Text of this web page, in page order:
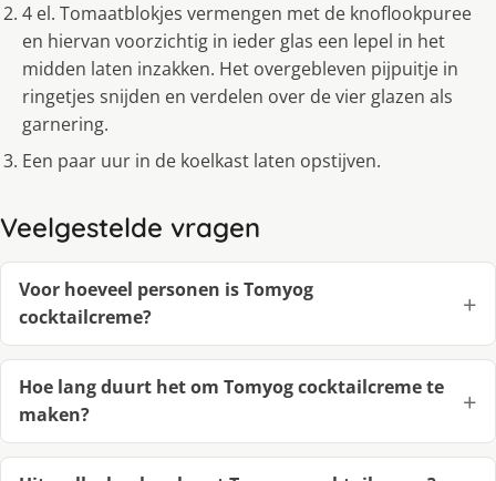
4 el. Tomaatblokjes vermengen met de knoflookpuree
en hiervan voorzichtig in ieder glas een lepel in het
midden laten inzakken. Het overgebleven pijpuitje in
ringetjes snijden en verdelen over de vier glazen als
garnering.
Een paar uur in de koelkast laten opstijven.
Veelgestelde vragen
Voor hoeveel personen is Tomyog
cocktailcreme?
Hoe lang duurt het om Tomyog cocktailcreme te
maken?